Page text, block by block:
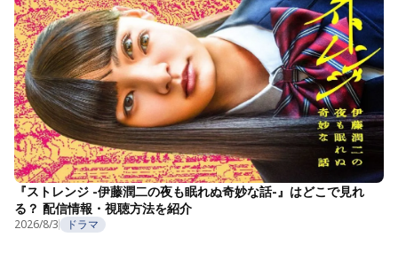
『ストレンジ -伊藤潤二の夜も眠れぬ奇妙な話-』はどこで見れ
る？ 配信情報・視聴方法を紹介
2026/8/3 ドラマ